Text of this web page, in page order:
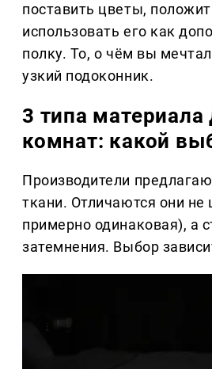
поставить цветы,
использовать его как
полку. То, о чём вы
узкий подоконник.
3 типа
комнат: какой
Производители
ткани. Отличаются они не
примерно одинаковая), а
затемнения. Выбор